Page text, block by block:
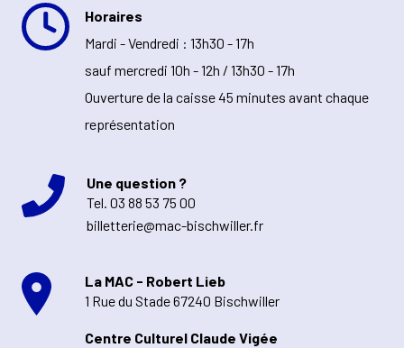
Horaires
Mardi - Vendredi : 13h30 - 17h
sauf mercredi 10h - 12h / 13h30 - 17h
Ouverture de la caisse 45 minutes avant chaque
représentation
Une question ?
Tel. 03 88 53 75 00
billetterie@mac-bischwiller.fr
La MAC - Robert Lieb
1 Rue du Stade 67240 Bischwiller
Centre Culturel Claude Vigée